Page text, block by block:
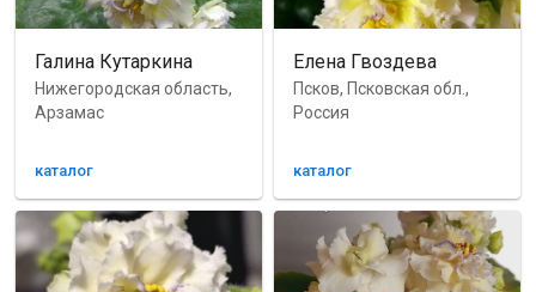
Галина Кутаркина
Нижегородская область,
Арзамас
каталог
Елена Гвоздева
Псков, Псковская обл.,
Россия
каталог